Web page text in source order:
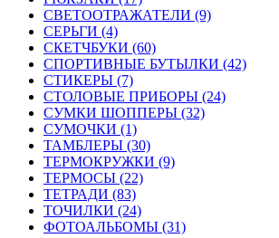
СВЕТООТРАЖАТЕЛИ (9)
СЕРЬГИ (4)
СКЕТЧБУКИ (60)
СПОРТИВНЫЕ БУТЫЛКИ (42)
СТИКЕРЫ (7)
СТОЛОВЫЕ ПРИБОРЫ (24)
СУМКИ ШОППЕРЫ (32)
СУМОЧКИ (1)
ТАМБЛЕРЫ (30)
ТЕРМОКРУЖКИ (9)
ТЕРМОСЫ (22)
ТЕТРАДИ (83)
ТОЧИЛКИ (24)
ФОТОАЛЬБОМЫ (31)